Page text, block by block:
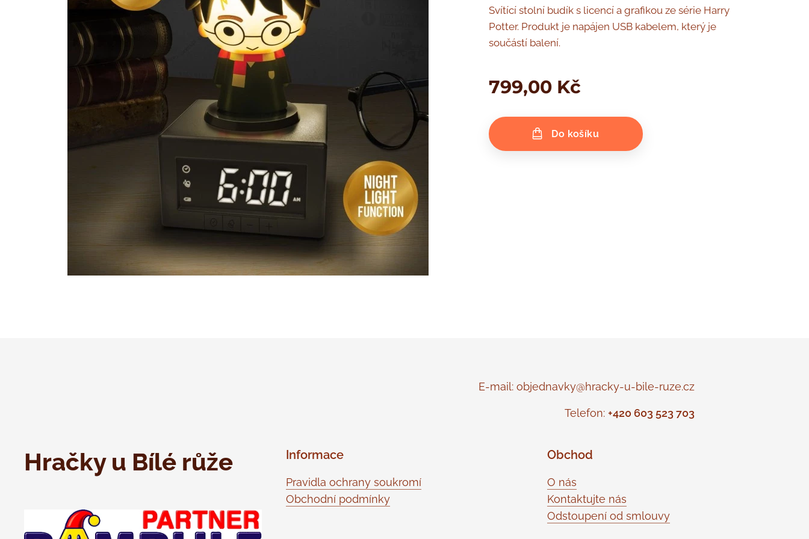
Svítící stolní budík s licencí a grafikou ze série Harry
Potter. Produkt je napájen USB kabelem, který je
součástí balení.
799,00 Kč
Do košíku
E-mail: objednavky@hracky-u-bile-ruze.cz
Telefon: +420 603 523 703
Hračky u Bílé růže Informace
Pravidla ochrany soukromí
Obchodní podmínky
Obchod
O nás
Kontaktujte nás
Odstoupení od smlouvy